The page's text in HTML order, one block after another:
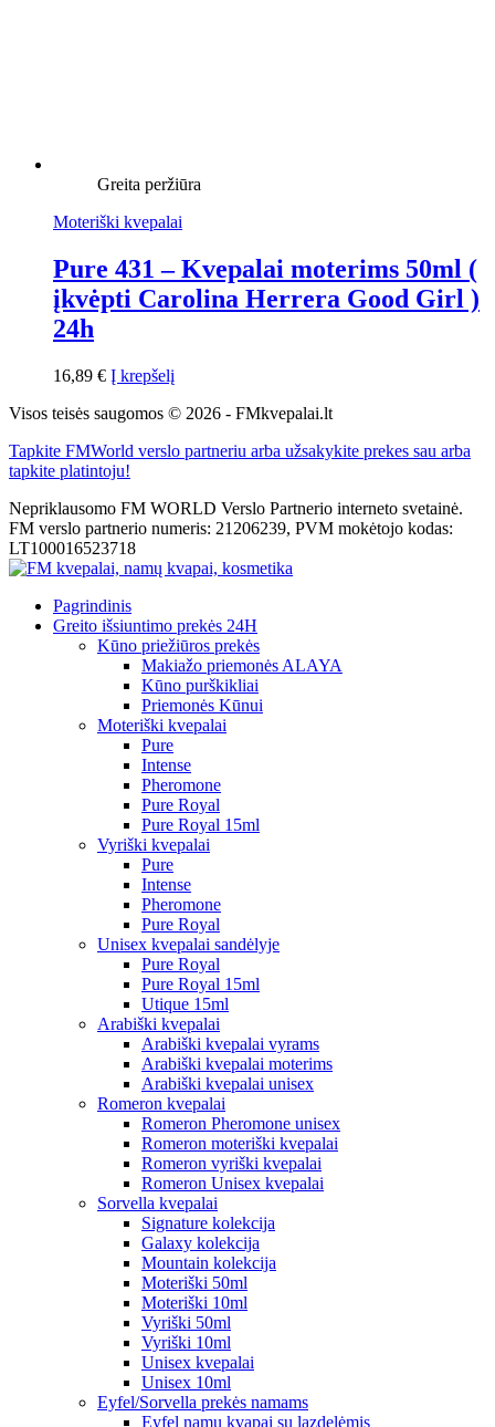
Greita peržiūra
Moteriški kvepalai
Pure 431 – Kvepalai moterims 50ml (
įkvėpti Carolina Herrera Good Girl )
24h
16,89 € Į krepšelį
Visos teisės saugomos © 2026 - FMkvepalai.lt
Tapkite FMWorld verslo partneriu arba užsakykite prekes sau arba
tapkite platintoju!
Nepriklausomo FM WORLD Verslo Partnerio interneto svetainė.
FM verslo partnerio numeris: 21206239, PVM mokėtojo kodas:
LT100016523718
Pagrindinis
Greito išsiuntimo prekės 24H
Kūno priežiūros prekės
Makiažo priemonės ALAYA
Kūno purškikliai
Priemonės Kūnui
Moteriški kvepalai
Pure
Intense
Pheromone
Pure Royal
Pure Royal 15ml
Vyriški kvepalai
Pure
Intense
Pheromone
Pure Royal
Unisex kvepalai sandėlyje
Pure Royal
Pure Royal 15ml
Utique 15ml
Arabiški kvepalai
Arabiški kvepalai vyrams
Arabiški kvepalai moterims
Arabiški kvepalai unisex
Romeron kvepalai
Romeron Pheromone unisex
Romeron moteriški kvepalai
Romeron vyriški kvepalai
Romeron Unisex kvepalai
Sorvella kvepalai
Signature kolekcija
Galaxy kolekcija
Mountain kolekcija
Moteriški 50ml
Moteriški 10ml
Vyriški 50ml
Vyriški 10ml
Unisex kvepalai
Unisex 10ml
Eyfel/Sorvella prekės namams
Eyfel namų kvapai su lazdelėmis